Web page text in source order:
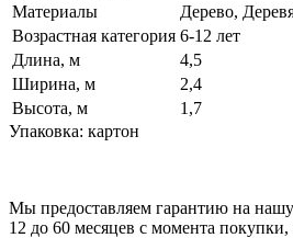
Материалы
Дерево,
Возрастная категория 6-12 лет
Длина, м
4,5
Ширина, м
2,4
Высота, м
1,7
Упаковка: картон
Мы предоставляем гарантию на
12 до 60 месяцев с момента покупки,